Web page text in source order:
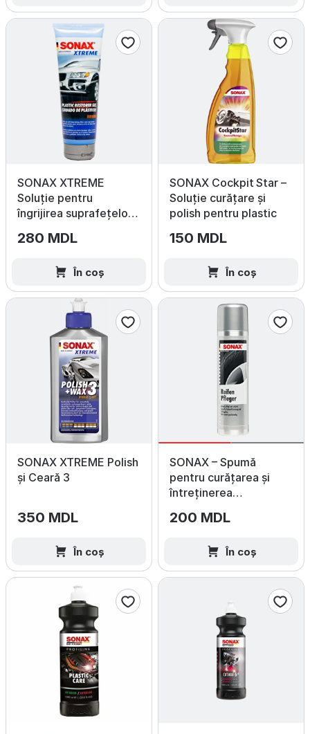
SONAX XTREME
Soluție pentru
îngrijirea suprafețelor
250 ml
280 MDL
În coș
SONAX Cockpit Star –
Soluție curățare și
polish pentru plastic
150 MDL
În coș
SONAX XTREME Polish
și Ceară 3
350 MDL
În coș
SONAX – Spumă
pentru curățarea și
întreținerea
200 MDL
În coș